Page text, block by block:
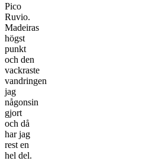
Pico
Ruvio.
Madeiras
högst
punkt
och den
vackraste
vandringen
jag
någonsin
gjort
och då
har jag
rest en
hel del.